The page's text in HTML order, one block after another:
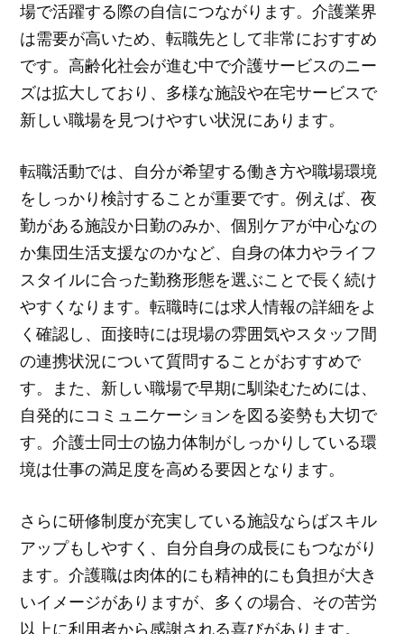
場で活躍する際の自信につながります。介護業界
は需要が高いため、転職先として非常におすすめ
です。高齢化社会が進む中で介護サービスのニー
ズは拡大しており、多様な施設や在宅サービスで
新しい職場を見つけやすい状況にあります。
転職活動では、自分が希望する働き方や職場環境
をしっかり検討することが重要です。例えば、夜
勤がある施設か日勤のみか、個別ケアが中心なの
か集団生活支援なのかなど、自身の体力やライフ
スタイルに合った勤務形態を選ぶことで長く続け
やすくなります。転職時には求人情報の詳細をよ
く確認し、面接時には現場の雰囲気やスタッフ間
の連携状況について質問することがおすすめで
す。また、新しい職場で早期に馴染むためには、
自発的にコミュニケーションを図る姿勢も大切で
す。介護士同士の協力体制がしっかりしている環
境は仕事の満足度を高める要因となります。
さらに研修制度が充実している施設ならばスキル
アップもしやすく、自分自身の成長にもつながり
ます。介護職は肉体的にも精神的にも負担が大き
いイメージがありますが、多くの場合、その苦労
以上に利用者から感謝される喜びがあります。